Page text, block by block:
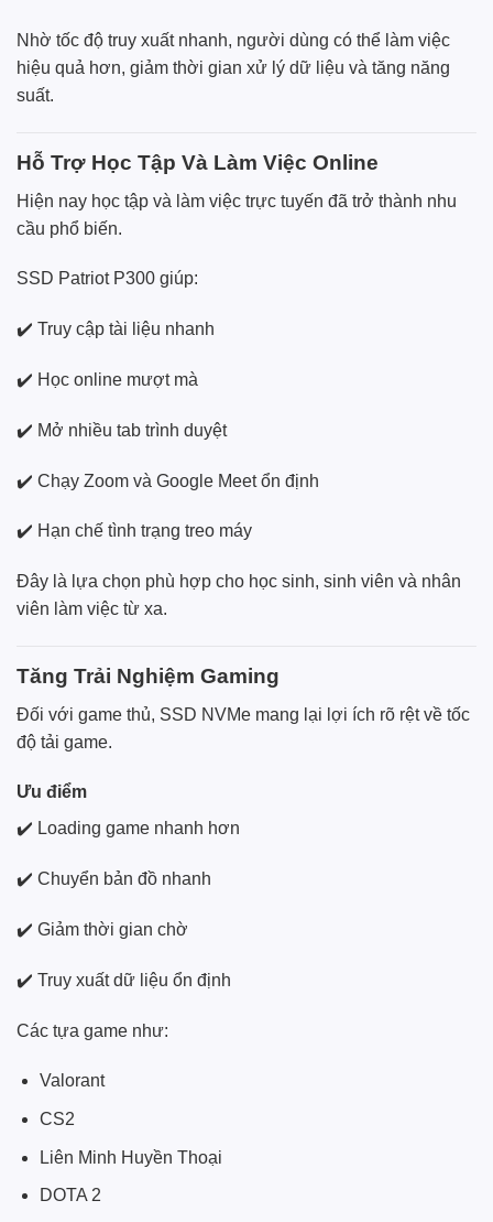
Nhờ tốc độ truy xuất nhanh, người dùng có thể làm việc
hiệu quả hơn, giảm thời gian xử lý dữ liệu và tăng năng
suất.
Hỗ Trợ Học Tập Và Làm Việc Online
Hiện nay học tập và làm việc trực tuyến đã trở thành nhu
cầu phổ biến.
SSD Patriot P300 giúp:
✔️ Truy cập tài liệu nhanh
✔️ Học online mượt mà
✔️ Mở nhiều tab trình duyệt
✔️ Chạy Zoom và Google Meet ổn định
✔️ Hạn chế tình trạng treo máy
Đây là lựa chọn phù hợp cho học sinh, sinh viên và nhân
viên làm việc từ xa.
Tăng Trải Nghiệm Gaming
Đối với game thủ, SSD NVMe mang lại lợi ích rõ rệt về tốc
độ tải game.
Ưu điểm
✔️ Loading game nhanh hơn
✔️ Chuyển bản đồ nhanh
✔️ Giảm thời gian chờ
✔️ Truy xuất dữ liệu ổn định
Các tựa game như:
Valorant
CS2
Liên Minh Huyền Thoại
DOTA 2